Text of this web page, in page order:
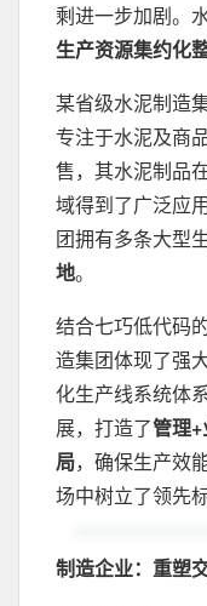
剩进一步加剧。
生产资源集约化
某省级水泥制造
专注于水泥及商
售，其水泥制品
域得到了广泛应
团拥有多条大型
地。
结合七巧低代码
造集团体现了强
化生产线系统体
展，打造了管理
局，确保生产效
场中树立了领先标
制造企业：重塑